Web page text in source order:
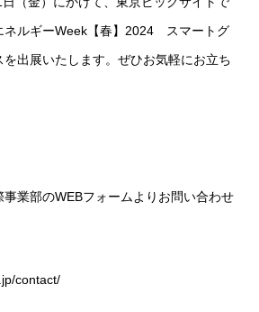
ネルギーWeek【春】2024 スマートグ
を出展いたします。ぜひお気軽にお立ち
業部のWEBフォームよりお問い合わせ
contact/